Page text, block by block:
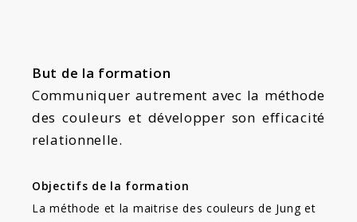
But de la formation
Communiquer autrement avec la méthode
des couleurs et développer son efficacité
relationnelle.
Objectifs de la formation
La méthode et la maitrise des couleurs de Jung et